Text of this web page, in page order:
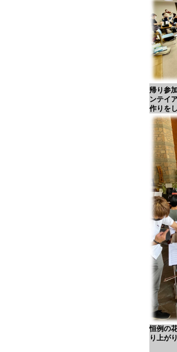
帰り参
ンテイ
作りを
恒例の
り上が